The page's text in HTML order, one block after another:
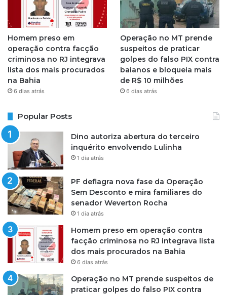
Homem preso em
operação contra facção
criminosa no RJ integrava
lista dos mais procurados
na Bahia
6 dias atrás
Operação no MT prende
suspeitos de praticar
golpes do falso PIX contra
baianos e bloqueia mais
de R$ 10 milhões
6 dias atrás
Popular Posts
Dino autoriza abertura do terceiro
inquérito envolvendo Lulinha
1 dia atrás
PF deflagra nova fase da Operação
Sem Desconto e mira familiares do
senador Weverton Rocha
1 dia atrás
Homem preso em operação contra
facção criminosa no RJ integrava lista
dos mais procurados na Bahia
6 dias atrás
Operação no MT prende suspeitos de
praticar golpes do falso PIX contra